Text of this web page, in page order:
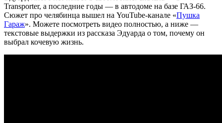
Transporter, а последние годы — в автодоме на базе ГАЗ-66.
Сюжет про челябинца вышел на YouTube-канале «Пушка
Гараж». Можете посмотреть видео полностью, а ниже —
текстовые выдержки из рассказа Эдуарда о том, почему он
выбрал кочевую жизнь.